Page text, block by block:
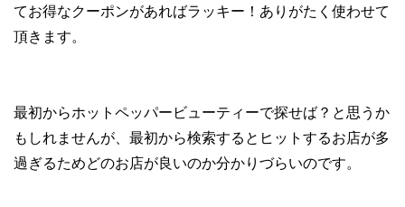
てお得なクーポンがあればラッキー！ありがたく使わせて
頂きます。
最初からホットペッパービューティーで探せば？と思うか
もしれませんが、最初から検索するとヒットするお店が多
過ぎるためどのお店が良いのか分かりづらいのです。